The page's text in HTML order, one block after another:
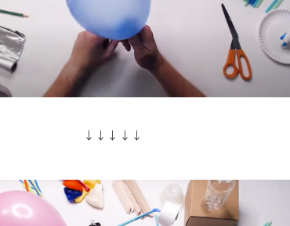
↓↓↓↓↓